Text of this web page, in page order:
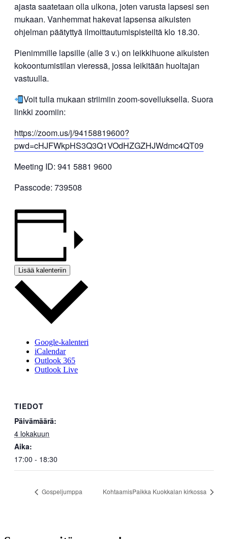
ajasta saatetaan olla ulkona, joten varusta lapsesi sen
mukaan. Vanhemmat hakevat lapsensa aikuisten
ohjelman päätyttyä ilmoittautumispisteiltä klo 18.30.
Pienimmille lapsille (alle 3 v.) on leikkihuone aikuisten
kokoontumistilan vieressä, jossa leikitään huoltajan
vastuulla.
Voit tulla mukaan striimiin zoom-sovelluksella. Suora
linkki zoomiin:
https://zoom.us/j/94158819600?
pwd=cHJFWkpHS3Q3Q1VOdHZGZHJWdmc4QT09
Meeting ID: 941 5881 9600
Passcode: 739508
Lisää kalenteriin
Google-kalenteri
iCalendar
Outlook 365
Outlook Live
TIEDOT
Päivämäärä:
4 lokakuun
Aika:
17:00 - 18:30
Gospeljumppa KohtaamisPaikka Kuokkalan kirkossa